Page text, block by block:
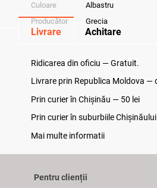
Culoare
Albastru
Producător
Grecia
Livrare Achitare
Ridicarea din oficiu — Gratuit.
Livrare prin Republica Moldova —
Prin curier în Chișinău — 50 lei
Prin curier în suburbiile
Mai multe informatii
Pentru clienții